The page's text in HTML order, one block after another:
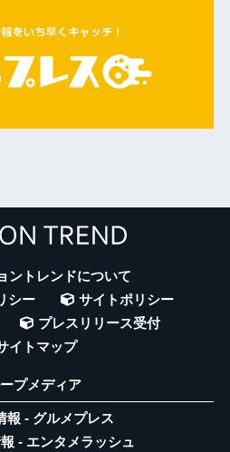
ントレンドについて
シー
サイトポリシー
プレスリリース受付
イトマップ
プメディア
報 - グルメプレス
- エンタメラッシュ